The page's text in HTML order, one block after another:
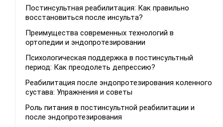
Постинсультная реабилитация: Как правильно
восстановиться после инсульта?
Преимущества современных технологий в
ортопедии и эндопротезировании
Психологическая поддержка в постинсультный
период: Как преодолеть депрессию?
Реабилитация после эндопротезирования коленного
сустава: Упражнения и советы
Роль питания в постинсультной реабилитации и
после эндопротезирования